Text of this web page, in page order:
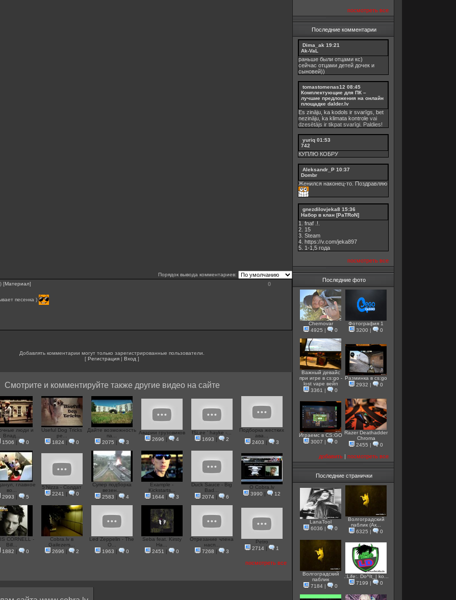
Порядок вывода комментариев:
0
[Материал]
песенка )
Добавлять комментарии могут только зарегистрированные пользователи.
[ Регистрация | Вход ]
Смотрите и комментируйте также другие видео на сайте
люди и
Влад...
1506 | 0
Useful Dog Tricks
pe...
1824| 0
Дайте возможность
па...
2075 | 3
Аварии грузовиков
2696 | 4
fSi.ee ' hayke -...
1693 | 2
Подборка жестких
ава...
2403 | 3
главное
во...
2993 | 5
5'Nizza - Солдат
2241 | 0
Супер подборка
везен...
2583 | 4
Example -
Kickstarts...
1644| 3
Duck Sauce - Big
Bad...
2074| 6
O Cobra.lv
3990 | 12
CORNELL -
Bill...
1882 | 0
Cobra.lv в
Gailezers...
2696 | 2
Led Zeppelin - The
O...
1963 | 0
Seba feat. Kirsty
Ha...
2451 | 0
Отрезание члена
насп...
7268 | 3
Petro
2714| 1
посмотреть все
посмотреть все
Последние комментарии
Dima_ak 19:21
Ak-VaL
раньше были отцами кс)
сейчас отцами детей дочек и
сыновей))
tomastomenas12 08:45
Комплектующие для ПК –
лучшие предложения на онлайн
площадке dalder.lv
Es zināju, ka kodols ir svarīgs, bet
nezināju, ka klimata kontrole vai
dzesētājs ir tikpat svarīgi. Paldies!
yuriq 01:53
742
КУПЛЮ КОБРУ
Aleksandr_P 10:37
Dombr
Женился наконец-то. Поздравляю
gnezdilovjeka8 15:36
Набор в клан [PaTRoN]
1. fnaf .!.
2. 15
3. Steam
4. https://v.com/jeka897
5. 1-1,5 годa
посмотреть все
Последние фото
Chernovar
4925 | 0
Фотография 1
3200 | 0
Важный девайс
при игре в cs:go -
lost vape вейп
3361 | 0
Разминка в cs:go
2932 | 0
Играемс в CS:GO
3007 | 0
Razer Deathadder
Chroma
2455 | 0
добавить | посмотреть все
Последние странички
LanaTool
6036 | 0
Волгоградский
паблик (Ак...
6325 | 0
Волгоградский
паблик
7184 | 0
.:Life:. Do^It_| ko...
7199 | 0